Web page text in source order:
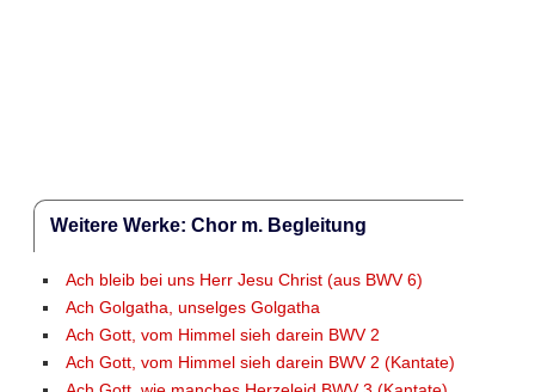
Weitere Werke: Chor m. Begleitung
Ach bleib bei uns Herr Jesu Christ (aus BWV 6)
Ach Golgatha, unselges Golgatha
Ach Gott, vom Himmel sieh darein BWV 2
Ach Gott, vom Himmel sieh darein BWV 2 (Kantate)